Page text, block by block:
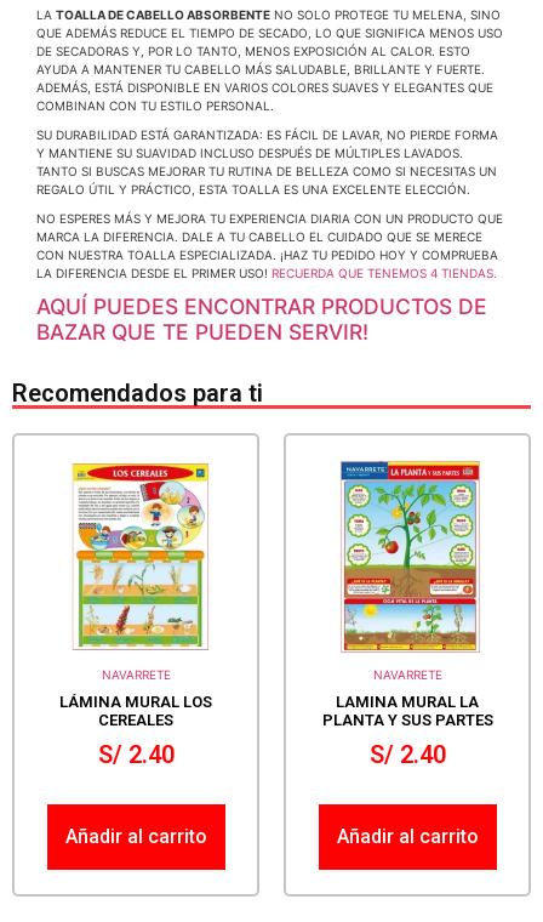
LA TOALLA DE CABELLO ABSORBENTE NO SOLO PROTEGE TU MELENA, SINO
QUE ADEMÁS REDUCE EL TIEMPO DE SECADO, LO QUE SIGNIFICA MENOS USO
DE SECADORAS Y, POR LO TANTO, MENOS EXPOSICIÓN AL CALOR. ESTO
AYUDA A MANTENER TU CABELLO MÁS SALUDABLE, BRILLANTE Y FUERTE.
ADEMÁS, ESTÁ DISPONIBLE EN VARIOS COLORES SUAVES Y ELEGANTES QUE
COMBINAN CON TU ESTILO PERSONAL.
SU DURABILIDAD ESTÁ GARANTIZADA: ES FÁCIL DE LAVAR, NO PIERDE FORMA
Y MANTIENE SU SUAVIDAD INCLUSO DESPUÉS DE MÚLTIPLES LAVADOS.
TANTO SI BUSCAS MEJORAR TU RUTINA DE BELLEZA COMO SI NECESITAS UN
REGALO ÚTIL Y PRÁCTICO, ESTA TOALLA ES UNA EXCELENTE ELECCIÓN.
NO ESPERES MÁS Y MEJORA TU EXPERIENCIA DIARIA CON UN PRODUCTO QUE
MARCA LA DIFERENCIA. DALE A TU CABELLO EL CUIDADO QUE SE MERECE
CON NUESTRA TOALLA ESPECIALIZADA. ¡HAZ TU PEDIDO HOY Y COMPRUEBA
LA DIFERENCIA DESDE EL PRIMER USO! RECUERDA QUE TENEMOS 4 TIENDAS.
AQUÍ PUEDES ENCONTRAR PRODUCTOS DE
BAZAR QUE TE PUEDEN SERVIR!
Recomendados para ti
NAVARRETE
LÁMINA MURAL LOS
CEREALES
S/2.40
Añadir al carrito
NAVARRETE
LAMINA MURAL LA
PLANTA Y SUS PARTES
S/2.40
Añadir al carrito